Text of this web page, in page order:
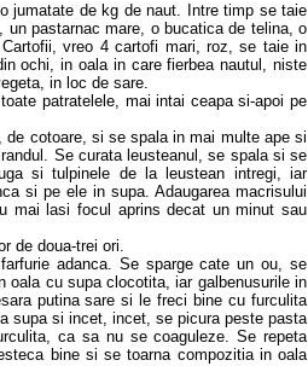
jumatate de kg de naut. Intre timp se taie
pastarnac mare, o bucatica de telina, o
vreo 4 cartofi mari, roz, se taie in
ochi, in oala in care fierbea nautul, niste
in loc de sare.
patratelele, mai intai ceapa si-apoi pe
cotoare, si se spala in mai multe ape si
Se curata leusteanul, se spala si se
si tulpinele de la leustean intregi, iar
si pe ele in supa. Adaugarea macrisului
mai lasi focul aprins decat un minut sau
de doua-trei ori.
adanca. Se sparge cate un ou, se
oala cu supa clocotita, iar galbenusurile in
putina sare si le freci bine cu furculita
supa si incet, incet, se picura peste pasta
ca sa nu se coaguleze. Se repeta
bine si se toarna compozitia in oala